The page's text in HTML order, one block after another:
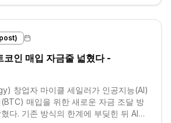
코인 매입 자금줄 넓혔다 -
창업자 마이클 세일러가 인공지능(AI)
매입을 위한 새로운 자금 조달 방
다. 기존 방식의 한계에 부딪힌 뒤 AI가